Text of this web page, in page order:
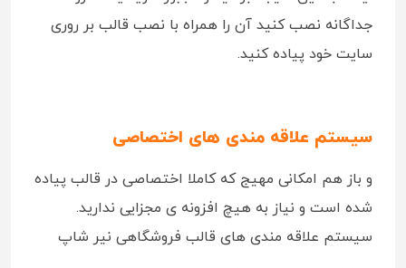
جداگانه نصب کنید آن را همراه با نصب قالب بر روری
سایت خود پیاده کنید.
سیستم علاقه مندی های اختصاصی
و باز هم امکانی مهیج که کاملا اختصاصی در قالب پیاده
شده است و نیاز به هیچ افزونه ی مجزایی ندارید.
سیستم علاقه مندی های قالب فروشگاهی نیر شاپ